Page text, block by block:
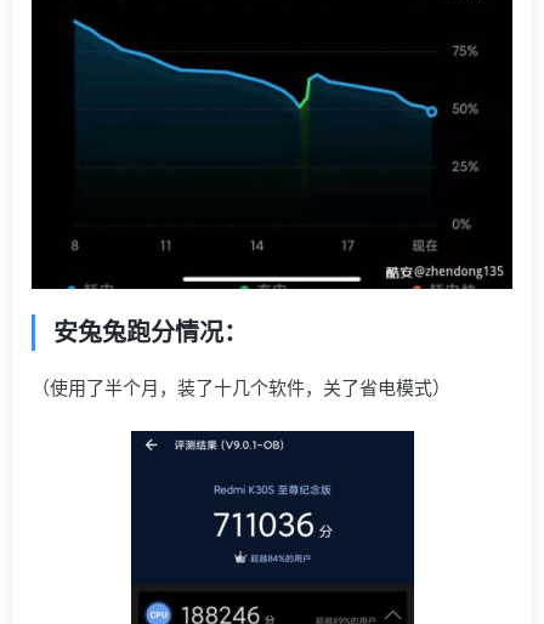
安兔兔跑分情况：
（使用了半个月，装了十几个软件，关了省电模式）